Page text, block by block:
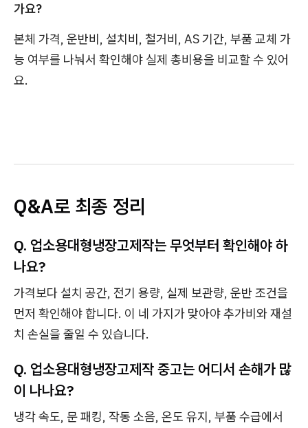
가요?
본체 가격, 운반비, 설치비, 철거비, AS 기간, 부품 교체 가
능 여부를 나눠서 확인해야 실제 총비용을 비교할 수 있어
요.
Q&A로 최종 정리
Q. 업소용대형냉장고제작는 무엇부터 확인해야 하
나요?
가격보다 설치 공간, 전기 용량, 실제 보관량, 운반 조건을
먼저 확인해야 합니다. 이 네 가지가 맞아야 추가비와 재설
치 손실을 줄일 수 있습니다.
Q. 업소용대형냉장고제작 중고는 어디서 손해가 많
이 나나요?
냉각 속도, 문 패킹, 작동 소음, 온도 유지, 부품 수급에서